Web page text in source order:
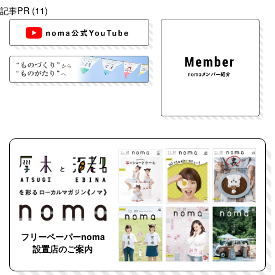
記事PR (11)
フリーペーパーnoma
設置店のご案内